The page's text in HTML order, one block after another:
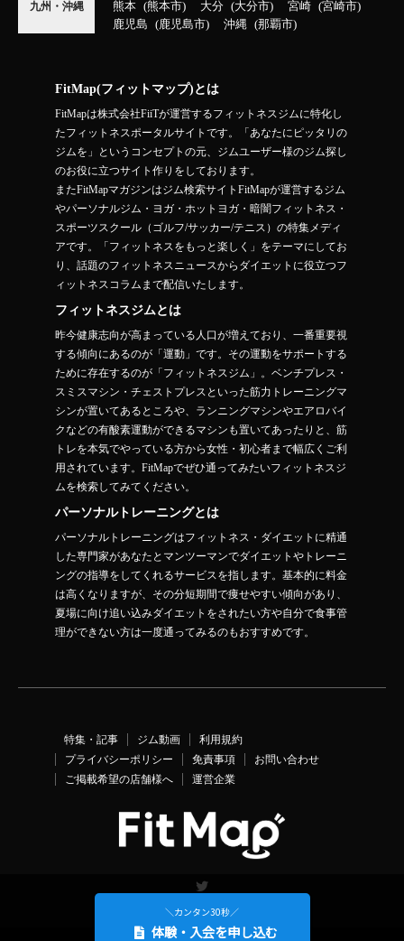
九州・沖縄
熊本
熊本市 大分 大分市 宮崎
宮崎市
鹿児島
鹿児島市 沖縄 那覇市
FitMap(フィットマップ)とは
FitMapは株式会社FiiTが運営するフィットネスジムに特化し
たフィットネスポータルサイトです。「あなたにピッタリの
ジムを」というコンセプトの元、ジムユーザー様のジム探し
のお役に立つサイト作りをしております。
またFitMapマガジンはジム検索サイトFitMapが運営するジム
やパーソナルジム・ヨガ・ホットヨガ・暗闇フィットネス・
スポーツスクール（ゴルフ/サッカー/テニス）の特集メディ
アです。「フィットネスをもっと楽しく」をテーマにしてお
り、話題のフィットネスニュースからダイエットに役立つフ
ィットネスコラムまで配信いたします。
フィットネスジムとは
昨今健康志向が高まっている人口が増えており、一番重要視
する傾向にあるのが「運動」です。その運動をサポートする
ために存在するのが「フィットネスジム」。ベンチプレス・
スミスマシン・チェストプレスといった筋力トレーニングマ
シンが置いてあるところや、ランニングマシンやエアロバイ
クなどの有酸素運動ができるマシンも置いてあったりと、筋
トレを本気でやっている方から女性・初心者まで幅広くご利
用されています。FitMapでぜひ通ってみたいフィットネスジ
ムを検索してみてください。
パーソナルトレーニングとは
パーソナルトレーニングはフィットネス・ダイエットに精通
した専門家があなたとマンツーマンでダイエットやトレーニ
ングの指導をしてくれるサービスを指します。基本的に料金
は高くなりますが、その分短期間で痩せやすい傾向があり、
夏場に向け追い込みダイエットをされたい方や自分で食事管
理ができない方は一度通ってみるのもおすすめです。
特集・記事 ジム動画
利用規約
プライバシーポリシー
免責事項
お問い合わせ
ご掲載希望の店舗様へ
運営企業
＼カンタン30秒／
体験・入会を申し込む